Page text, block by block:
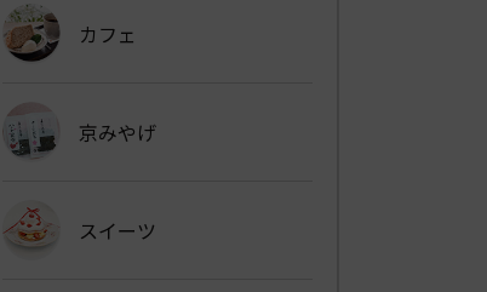
カフェ
京みやげ
スイーツ